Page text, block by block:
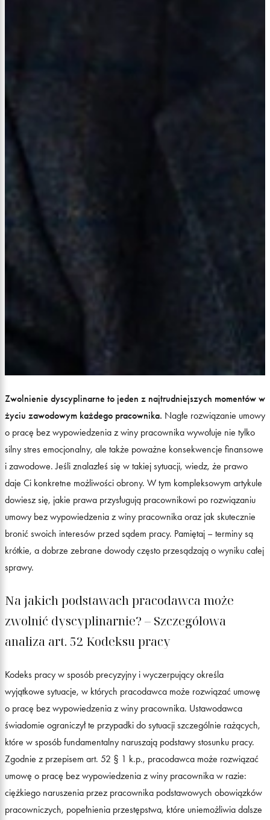
Zwolnienie dyscyplinarne to jeden z najtrudniejszych momentów w
życiu zawodowym każdego pracownika. Nagłe rozwiązanie umowy
o pracę bez wypowiedzenia z winy pracownika wywołuje nie tylko
silny stres emocjonalny, ale także poważne konsekwencje finansowe
i zawodowe. Jeśli znalazłeś się w takiej sytuacji, wiedz, że prawo
daje Ci konkretne możliwości obrony. W tym kompleksowym artykule
dowiesz się, jakie prawa przysługują pracownikowi po rozwiązaniu
umowy bez wypowiedzenia z winy pracownika oraz jak skutecznie
bronić swoich interesów przed sądem pracy. Pamiętaj – terminy są
krótkie, a dobrze zebrane dowody często przesądzają o wyniku całej
sprawy.
Na jakich podstawach pracodawca może
zwolnić dyscyplinarnie? – Szczegółowa
analiza art. 52 Kodeksu pracy
Kodeks pracy w sposób precyzyjny i wyczerpujący określa
wyjątkowe sytuacje, w których pracodawca może rozwiązać umowę
o pracę bez wypowiedzenia z winy pracownika. Ustawodawca
świadomie ograniczył te przypadki do sytuacji szczególnie rażących,
które w sposób fundamentalny naruszają podstawy stosunku pracy.
Zgodnie z przepisem art. 52 § 1 k.p., pracodawca może rozwiązać
umowę o pracę bez wypowiedzenia z winy pracownika w razie:
ciężkiego naruszenia przez pracownika podstawowych obowiązków
pracowniczych, popełnienia przestępstwa, które uniemożliwia dalsze